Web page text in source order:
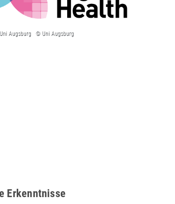
Erkenntnisse